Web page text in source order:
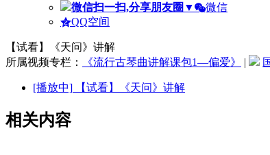
微信扫一扫,分享朋友圈 ▼
微信
QQ空间
【试看】《天问》讲解
所属视频专栏：
《流行古琴曲讲解课包1—偏爱》 |
[播放中] 【试看】《天问》讲解
相关内容